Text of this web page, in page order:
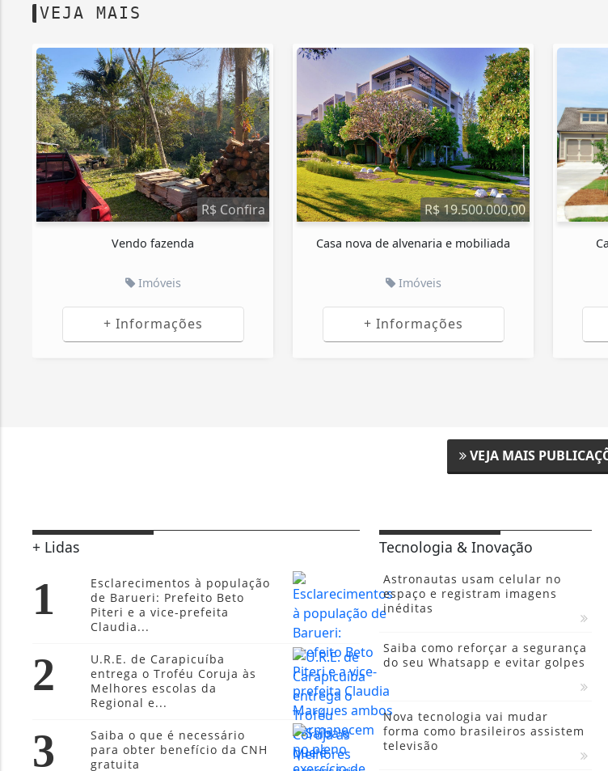
VEJA MAIS
ALUGADO(A)
R$ 15.950.000,00
Casa centro, próximo a região do lago
Imóveis
+ Informações
R$ 9.950.000,00
Casa de alvenaria com 950.00 M
Imóveis
+ Informações
VEJA MAIS
+ Lidas
1
Esclarecimentos à população
de Barueri: Prefeito Beto
Piteri e a vice-prefeita
Claudia...
2
U.R.E. de Carapicuíba
entrega o Troféu Coruja às
Melhores escolas da
Regional e...
3
Saiba o que é necessário
para obter benefício da CNH
gratuita
Tecnologia & Inovação
Astronautas usam celular no
espaço e registram imagens
inéditas
Saiba como reforçar a segurança
do seu Whatsapp e evitar golpes
Nova tecnologia vai mudar
forma como brasileiros assistem
televisão